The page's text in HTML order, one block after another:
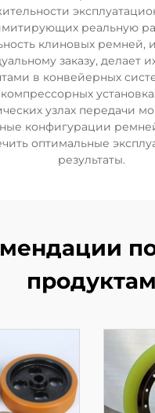
реальную
клиновых ремней,
заказу, делает
в конвейерных
узлах передачи
конфигурации
оптимальные
результаты.
продуктам